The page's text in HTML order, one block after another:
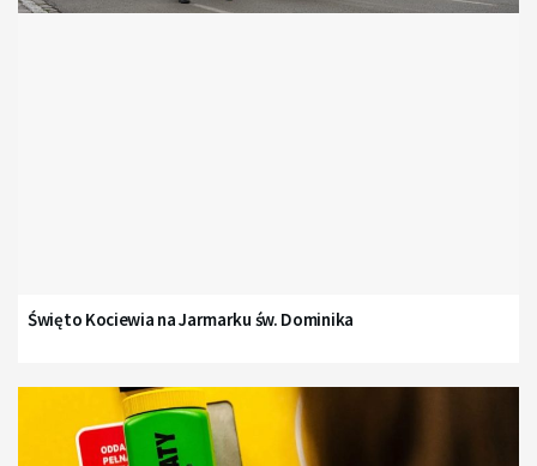
Święto Kociewia na Jarmarku św. Dominika